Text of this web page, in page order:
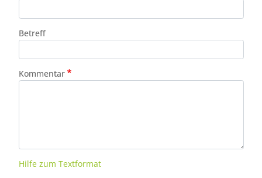
Betreff
Kommentar
Hilfe zum Textformat